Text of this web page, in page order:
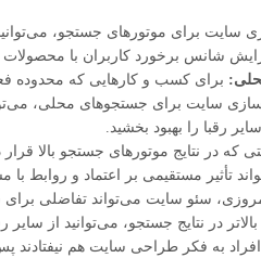
سایت برای موتورهای جستجو،
شانس برخورد کاربران با
برای کسب و کارهایی که محدوده
سایت برای جستجوهای محلی،
رقبا را بهبود بخشید.
که در نتایج موتورهای جستجو بالا
تأثیر مستقیمی بر اعتماد و روابط با
سئو سایت می‌تواند تفاضلی
در نتایج جستجو، می‌توانید از سایر
به فکر طراحی سایت هم نیفتادند پس